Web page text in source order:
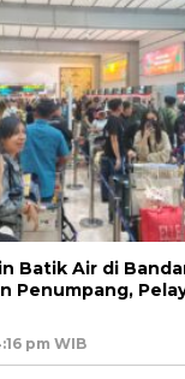
Batik Air di
Penumpang,
pm WIB